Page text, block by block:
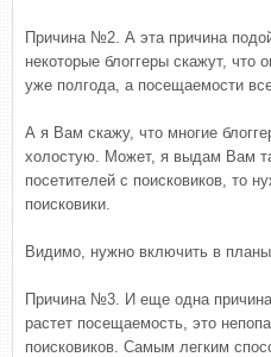
Причина №2. А эта причина
некоторые блоггеры скажут, что
уже полгода, а посещаемости
А я Вам скажу, что многие
холостую. Может, я выдам Вам
посетителей с поисковиков, то
поисковики.
Видимо, нужно включить в
Причина №3. И еще одна
растет посещаемость, это
поисковиков. Самым легким